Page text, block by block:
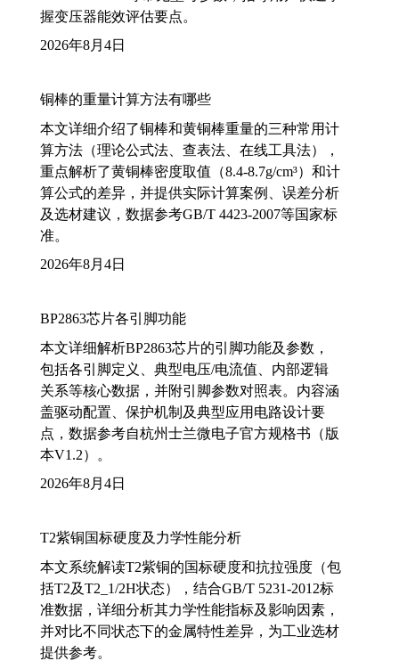
握变压器能效评估要点。
2026年8月4日
铜棒的重量计算方法有哪些
本文详细介绍了铜棒和黄铜棒重量的三种常用计
算方法（理论公式法、查表法、在线工具法），
重点解析了黄铜棒密度取值（8.4-8.7g/cm³）和计
算公式的差异，并提供实际计算案例、误差分析
及选材建议，数据参考GB/T 4423-2007等国家标
准。
2026年8月4日
BP2863芯片各引脚功能
本文详细解析BP2863芯片的引脚功能及参数，
包括各引脚定义、典型电压/电流值、内部逻辑
关系等核心数据，并附引脚参数对照表。内容涵
盖驱动配置、保护机制及典型应用电路设计要
点，数据参考自杭州士兰微电子官方规格书（版
本V1.2）。
2026年8月4日
T2紫铜国标硬度及力学性能分析
本文系统解读T2紫铜的国标硬度和抗拉强度（包
括T2及T2_1/2H状态），结合GB/T 5231-2012标
准数据，详细分析其力学性能指标及影响因素，
并对比不同状态下的金属特性差异，为工业选材
提供参考。